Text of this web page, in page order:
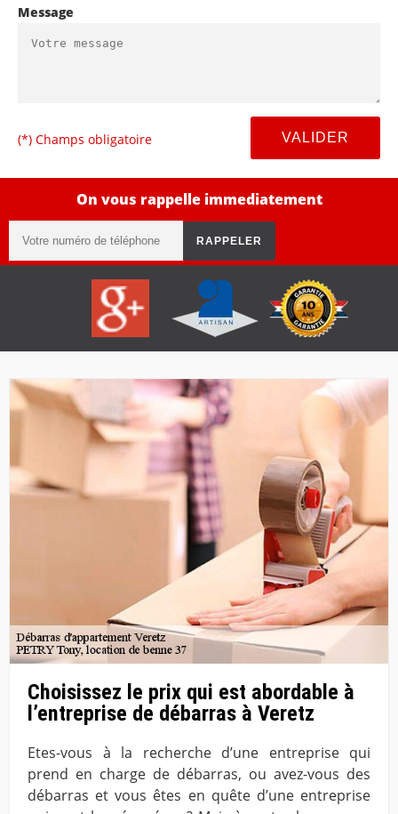
Message
(*) Champs obligatoire
On vous rappelle immediatement
Choisissez le prix qui est abordable à
l’entreprise de débarras à Veretz
Etes-vous à la recherche d’une entreprise qui
prend en charge de débarras, ou avez-vous des
débarras et vous êtes en quête d’une entreprise